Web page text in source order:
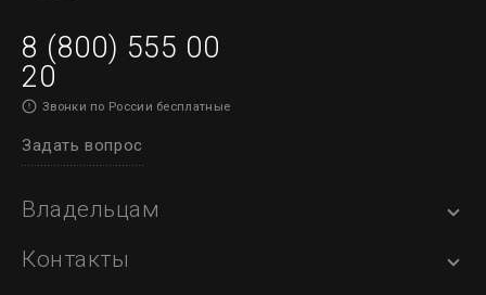
8 (800) 555 00
20
Звонки по России бесплатные
Задать вопрос
Владельцам
Контакты